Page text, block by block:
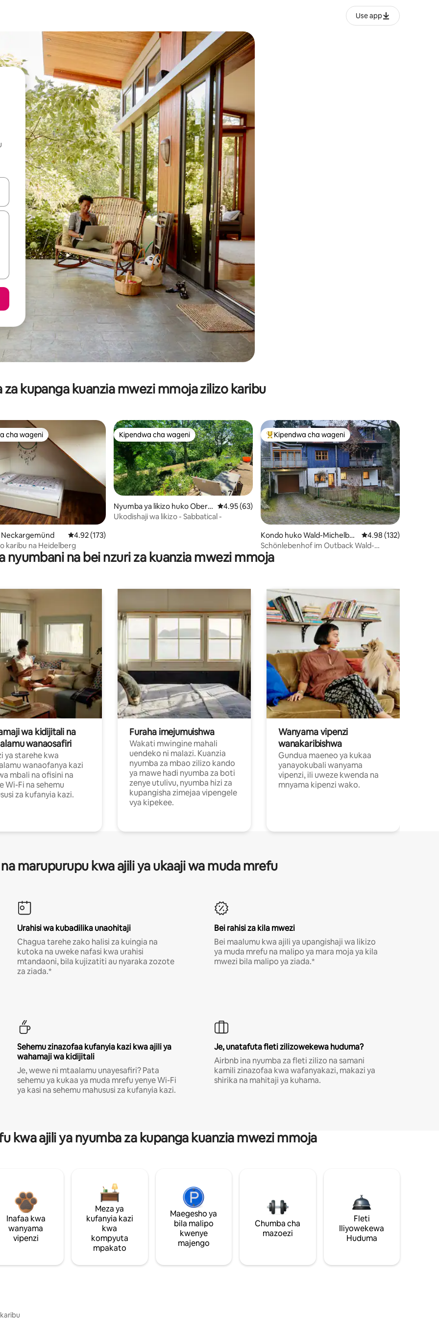
Use app
vya vishale vya juu na chini au uchunguze kwa kugusa au kutelezesha kidole kwenye ishara.
za kupanga kuanzia mwezi mmoja zilizo karibu
4.8 kati ya 5, tathmini 5
cha wageni
cha wageni
Neckargemünd Ukadiriaji wa wastani wa 4.92 kati ya 5, tathmini 173
4.92 (173)
karibu na Heidelberg
Kipendwa cha wageni
Kipendwa cha wageni
Nyumba ya likizo huko Oberz
ent
Ukadiriaji wa wastani wa 4.95 kati ya 5, tathmini 63
4.95 (63)
Ukodishaji wa likizo - Sabbatical -
Kipendwa maarufu cha wageni
Kipendwa cha wageni
Kondo huko Wald-Michelbac
h
Ukadiriaji wa wastani
4.98 (132)
Schönlebenhof im Outback Wald-
Michelbachs
nyumbani na bei nzuri za kuanzia mwezi mmoja
wa kidijitali na
wanaosafiri
ya starehe kwa
wanaofanya kazi
mbali na ofisini na
Wi-Fi na sehemu
za kufanyia kazi.
Furaha imejumuishwa
Wakati mwingine mahali
uendeko ni malazi. Kuanzia
nyumba za mbao zilizo kando
ya mawe hadi nyumba za boti
zenye utulivu, nyumba hizi za
kupangisha zimejaa vipengele
vya kipekee.
Wanyama vipenzi
wanakaribishwa
Gundua maeneo ya kukaa
yanayokubali wanyama
vipenzi, ili uweze kwenda na
mnyama kipenzi wako.
marupurupu kwa ajili ya ukaaji wa muda mrefu
Urahisi wa kubadilika unaohitaji
Chagua tarehe zako halisi za kuingia na
kutoka na uweke nafasi kwa urahisi
mtandaoni, bila kujizatiti au nyaraka zozote
za ziada.*
Bei rahisi za kila mwezi
Bei maalumu kwa ajili ya upangishaji wa likizo
ya muda mrefu na malipo ya mara moja ya kila
mwezi bila malipo ya ziada.*
Sehemu zinazofaa kufanyia kazi kwa ajili ya
wahamaji wa kidijitali
Je, wewe ni mtaalamu unayesafiri? Pata
sehemu ya kukaa ya muda mrefu yenye Wi-Fi
ya kasi na sehemu mahususi za kufanyia kazi.
Je, unatafuta fleti zilizowekewa huduma?
Airbnb ina nyumba za fleti zilizo na samani
kamili zinazofaa kwa wafanyakazi, makazi ya
shirika na mahitaji ya kuhama.
kwa ajili ya nyumba za kupanga kuanzia mwezi mmoja
Inafaa kwa
wanyama
vipenzi
Meza ya
kufanyia kazi
kwa
kompyuta
mpakato
Maegesho ya
bila malipo
kwenye
majengo
Chumba cha
mazoezi
Fleti
Iliyowekewa
Huduma